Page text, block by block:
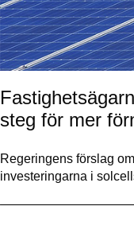
steg för mer
Regeringens förslag
investeringarna i